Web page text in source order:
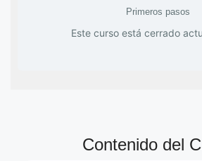
Contenido del
Primeros pasos
Este curso está cerrado